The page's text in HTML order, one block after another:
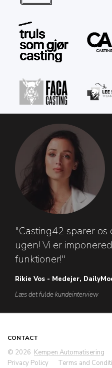
"Casting42 sparer os
ugen! Vi er
funktioner!"
Rikie Vos - Medejer,
Læs det fulde kundeinterview
CONTACT
© 2026 Kempen Automatisering
Privacy Policy
Terms and